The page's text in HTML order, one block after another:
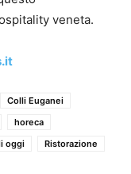
veneta.
Colli Euganei
horeca
oggi
Ristorazione